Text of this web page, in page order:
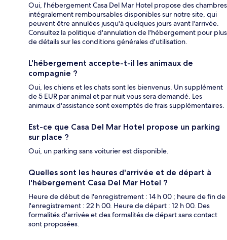
Oui, l'hébergement Casa Del Mar Hotel propose des chambres
intégralement remboursables disponibles sur notre site, qui
peuvent être annulées jusqu'à quelques jours avant l'arrivée.
Consultez la politique d'annulation de l'hébergement pour plus
de détails sur les conditions générales d'utilisation.
L'hébergement accepte-t-il les animaux de
compagnie ?
Oui, les chiens et les chats sont les bienvenus. Un supplément
de 5 EUR par animal et par nuit vous sera demandé. Les
animaux d'assistance sont exemptés de frais supplémentaires.
Est-ce que Casa Del Mar Hotel propose un parking
sur place ?
Oui, un parking sans voiturier est disponible.
Quelles sont les heures d'arrivée et de départ à
l'hébergement Casa Del Mar Hotel ?
Heure de début de l'enregistrement : 14 h 00 ; heure de fin de
l'enregistrement : 22 h 00. Heure de départ : 12 h 00. Des
formalités d'arrivée et des formalités de départ sans contact
sont proposées.